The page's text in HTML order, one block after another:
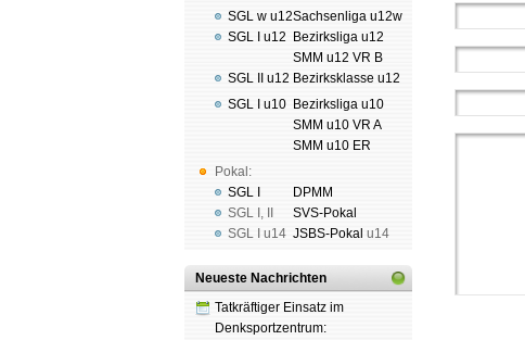
SGL w u12
SGL I u12
SGL II u12
SGL I u10
Pokal:
SGL I
SGL I ,
SGL I
u14
Sachsenliga u12w
Bezirksliga u12
SMM u12 VR B
Bezirksklasse u12
Bezirksliga u10
SMM u10 VR A
SMM u10 ER
DPMM
SVS-Pokal
JSBS-Pokal u14
Neueste Nachrichten
Tatkräftiger Einsatz im
Denksportzentrum: